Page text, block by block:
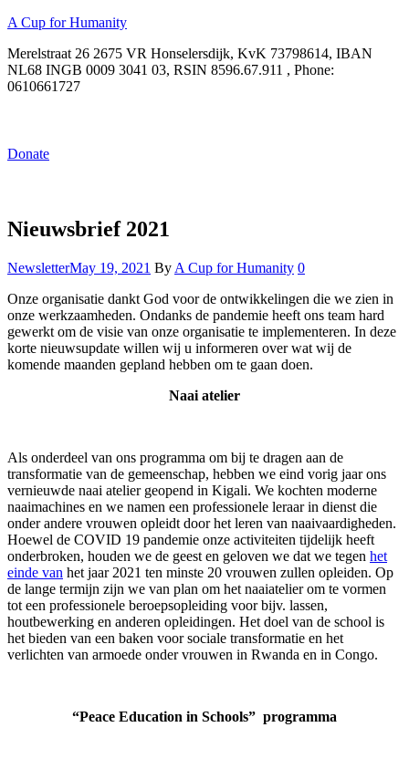
A Cup for Humanity
Merelstraat 26 2675 VR Honselersdijk, KvK 73798614, IBAN
NL68 INGB 0009 3041 03, RSIN 8596.67.911 , Phone:
0610661727
Donate
Nieuwsbrief 2021
Categories
NewsletterMay 19, 2021 By A Cup for Humanity 0
Onze organisatie dankt God voor de ontwikkelingen die we zien in
onze werkzaamheden. Ondanks de pandemie heeft ons team hard
gewerkt om de visie van onze organisatie te implementeren. In deze
korte nieuwsupdate willen wij u informeren over wat wij de
komende maanden gepland hebben om te gaan doen.
Naai atelier
Als onderdeel van ons programma om bij te dragen aan de
transformatie van de gemeenschap, hebben we eind vorig jaar ons
vernieuwde naai atelier geopend in Kigali. We kochten moderne
naaimachines en we namen een professionele leraar in dienst die
onder andere vrouwen opleidt door het leren van naaivaardigheden.
Hoewel de COVID 19 pandemie onze activiteiten tijdelijk heeft
onderbroken, houden we de geest en geloven we dat we tegen het
einde van het jaar 2021 ten minste 20 vrouwen zullen opleiden. Op
de lange termijn zijn we van plan om het naaiatelier om te vormen
tot een professionele beroepsopleiding voor bijv. lassen,
houtbewerking en anderen opleidingen. Het doel van de school is
het bieden van een baken voor sociale transformatie en het
verlichten van armoede onder vrouwen in Rwanda en in Congo.
“Peace Education in Schools” programma